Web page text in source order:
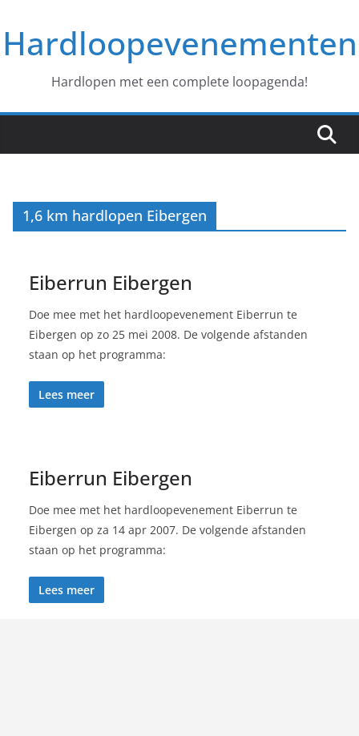
naar
deHardloopevenementen
Hardlopen met een complete loopagenda!
1,6 km hardlopen Eibergen
Eiberrun Eibergen
Doe mee met het hardloopevenement Eiberrun te
Eibergen op zo 25 mei 2008. De volgende afstanden
staan op het programma:
Lees meer
Eiberrun Eibergen
Doe mee met het hardloopevenement Eiberrun te
Eibergen op za 14 apr 2007. De volgende afstanden
staan op het programma:
Lees meer